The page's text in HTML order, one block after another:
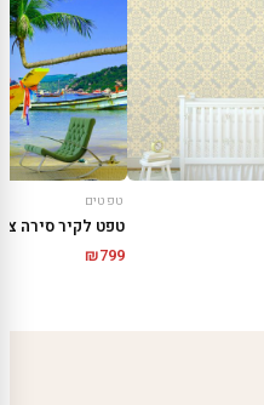
טפטים
טפט לקיר סירה
₪799